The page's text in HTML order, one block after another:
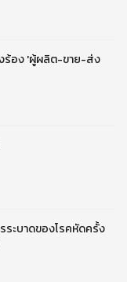
ร้อง 'ผู้ผลิต-ขาย-ส่ง
ระบาดของโรคหัดครั้ง